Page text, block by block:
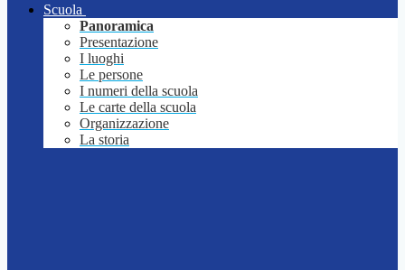
Scuola
Panoramica
Presentazione
I luoghi
Le persone
I numeri della scuola
Le carte della scuola
Organizzazione
La storia